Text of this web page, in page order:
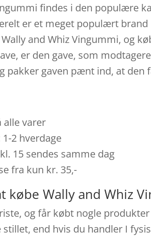
findes i den populære
er et meget populært
and Whiz Vingummi, og
er den gave, som
pakker gaven pænt ind, at den
alle varer
2 hverdage
15 sendes samme dag
fra kun kr. 35,-
købe Wally and Whiz
og får købt nogle
end hvis du handler I